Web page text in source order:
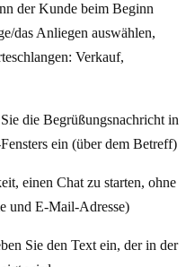
der Kunde beim Beginn
das Anliegen auswählen,
Verkauf,
die Begrüßungsnachricht in
ein (über dem Betreff)
einen Chat zu starten, ohne
und E-Mail-Adresse)
Sie den Text ein, der in der